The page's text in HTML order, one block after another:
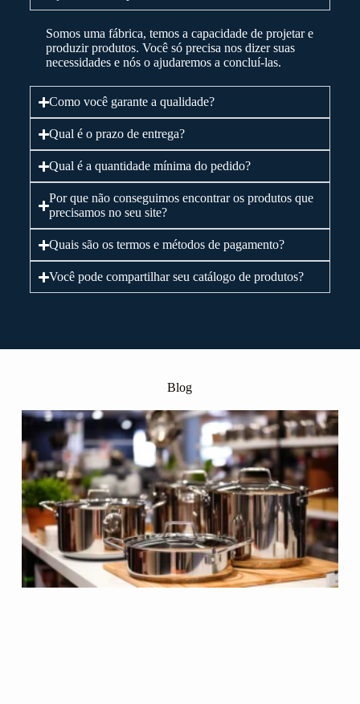
Somos uma fábrica, temos a capacidade de projetar e
produzir produtos. Você só precisa nos dizer suas
necessidades e nós o ajudaremos a concluí-las.
Como você garante a qualidade?
Qual é o prazo de entrega?
Qual é a quantidade mínima do pedido?
Por que não conseguimos encontrar os produtos que
precisamos no seu site?
Quais são os termos e métodos de pagamento?
Você pode compartilhar seu catálogo de produtos?
Blog